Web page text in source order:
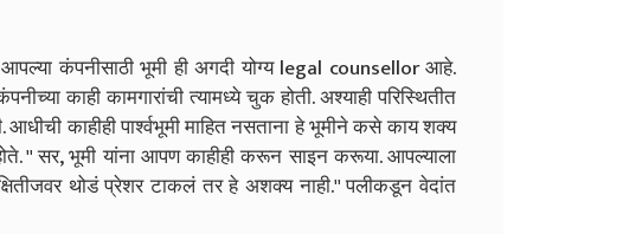
कंपनीसाठी भूमी ही अगदी योग्य legal counsellor आहे.
काही कामगारांची त्यामध्ये चुक होती. अश्याही परिस्थितीत
काहीही पार्श्वभूमी माहित नसताना हे भूमीने कसे काय शक्य
'' सर, भूमी यांना आपण काहीही करून साइन करूया. आपल्याला
थोडं प्रेशर टाकलं तर हे अशक्य नाही.'' पलीकडून वेदांत